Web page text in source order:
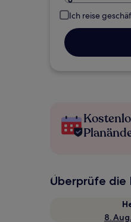
Ich reise
Überprüfe die
8.